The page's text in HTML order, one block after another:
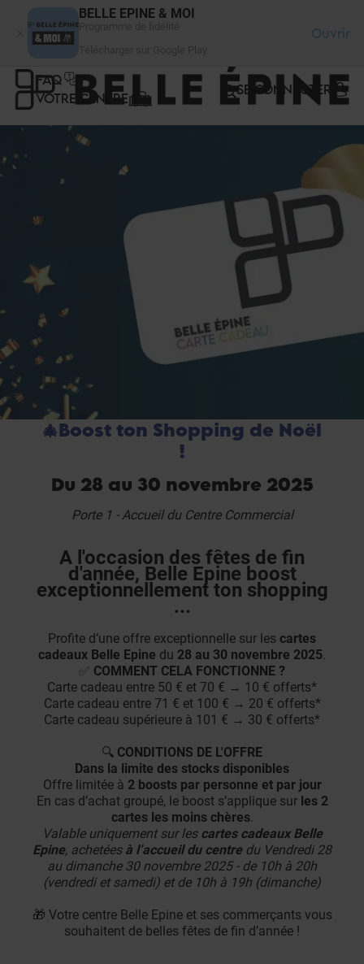
BELLE EPINE & MOI
Ouvrir
FAQ
VOTRE CENTRE
SE CONNECTER
🎄Boost ton Shopping de Noël
!
Du 28 au 30 novembre 2025
Porte 1 - Accueil du Centre Commercial
A l'occasion des fêtes de fin
d'année, Belle Epine boost
exceptionnellement ton shopping
...
Profite d’une offre exceptionnelle sur les cartes
cadeaux Belle Epine du 28 au 30 novembre 2025.
✅ COMMENT CELA FONCTIONNE ?
Carte cadeau entre 50 € et 70 € → 10 € offerts*
Carte cadeau entre 71 € et 100 € → 20 € offerts*
Carte cadeau supérieure à 101 € → 30 € offerts*
🔍 CONDITIONS DE L'OFFRE
Dans la limite des stocks disponibles
Offre limitée à 2 boosts par personne et par jour
En cas d’achat groupé, le boost s’applique sur les 2
cartes les moins chères.
Valable uniquement sur les cartes cadeaux Belle
Epine, achetées à l’accueil du centredu Vendredi 28
au dimanche 30 novembre 2025 - de 10h à 20h
(vendredi et samedi) et de 10h à 19h (dimanche)
🎁 Votre centre Belle Epine et ses commerçants vous
souhaitent de belles fêtes de fin d’année !
Panneau de gestion des cookies